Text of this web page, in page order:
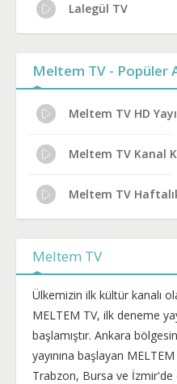
Lalegül TV
Meltem TV - Popüler
Meltem TV HD
Meltem TV Kanal
Meltem TV Haftalık
Meltem TV
Ülkemizin ilk kültür kanalı
MELTEM TV, ilk deneme
başlamıştır. Ankara
yayınına başlayan
Trabzon, Bursa ve İzmir'de